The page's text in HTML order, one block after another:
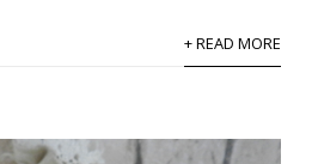
+ READ MORE